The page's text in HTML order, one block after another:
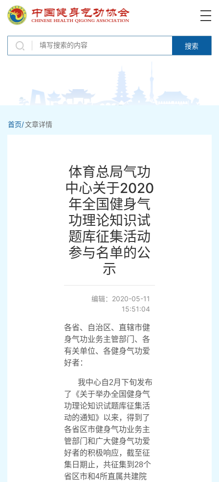
搜索
首页/文章详情
体育总局气功
中心关于2020
年全国健身气
功理论知识试
题库征集活动
参与名单的公
示
编辑：2020-05-11
15:51:04
各省、自治区、直辖市健
身气功业务主管部门、各
有关单位、各健身气功爱
好者：
我中心自2月下旬发布
了《关于举办全国健身气
功理论知识试题库征集活
动的通知》以来，得到了
各省区市健身气功业务主
管部门和广大健身气功爱
好者的积极响应，截至征
集日期止，共征集到 28个
省区市和4所直属共建院